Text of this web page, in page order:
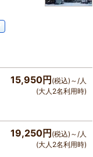
15,950円(税込)～/人
(大人2名利用時)
19,250円(税込)～/人
(大人2名利用時)